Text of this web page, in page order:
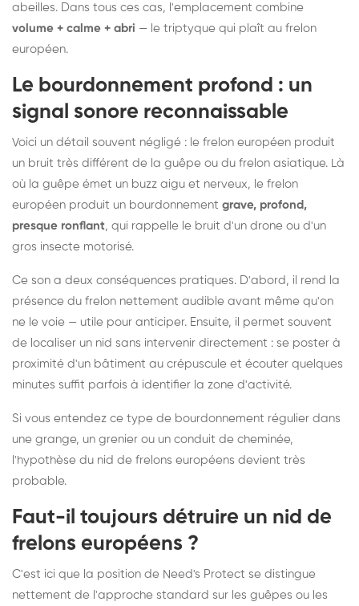
abeilles. Dans tous ces cas, l'emplacement combine
volume + calme + abri — le triptyque qui plaît au frelon
européen.
Le bourdonnement profond : un
signal sonore reconnaissable
Voici un détail souvent négligé : le frelon européen produit
un bruit très différent de la guêpe ou du frelon asiatique. Là
où la guêpe émet un buzz aigu et nerveux, le frelon
européen produit un bourdonnement grave, profond,
presque ronflant, qui rappelle le bruit d'un drone ou d'un
gros insecte motorisé.
Ce son a deux conséquences pratiques. D'abord, il rend la
présence du frelon nettement audible avant même qu'on
ne le voie — utile pour anticiper. Ensuite, il permet souvent
de localiser un nid sans intervenir directement : se poster à
proximité d'un bâtiment au crépuscule et écouter quelques
minutes suffit parfois à identifier la zone d'activité.
Si vous entendez ce type de bourdonnement régulier dans
une grange, un grenier ou un conduit de cheminée,
l'hypothèse du nid de frelons européens devient très
probable.
Faut-il toujours détruire un nid de
frelons européens ?
C'est ici que la position de Need's Protect se distingue
nettement de l'approche standard sur les guêpes ou les